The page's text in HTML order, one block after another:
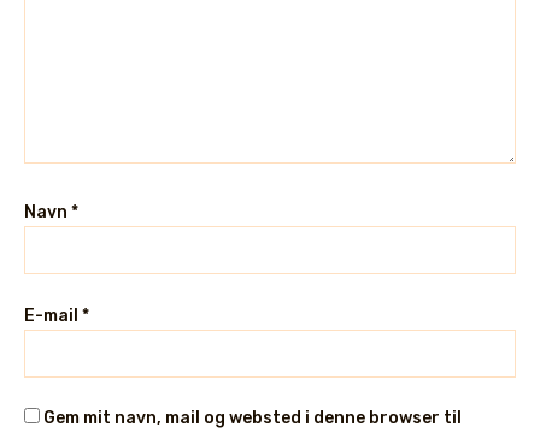
Navn *
E-mail *
Gem mit navn, mail og websted i denne browser til